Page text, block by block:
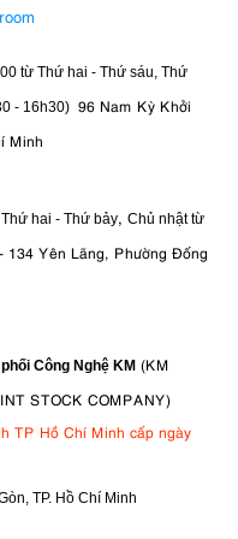
chọn đáng cân nhắc cho
: Với tiêu cự 20mm, việc này
của Nikon Nikkor
bộ khung cảnh rộng lớn, từ
độ lớn cũng giúp xử lý tốt
cảnh vào ban đêm.
ánh sáng, rất quan trọng
từ Thứ hai - Thứ sáu, Thứ
- 16h30) 96 Nam Kỳ Khởi
Minh
hai - Thứ bảy, Chủ nhật từ
134 Yên Lãng, Phường Đống
Công Nghệ KM (KM
STOCK COMPANY)
TP Hồ Chí Minh cấp ngày
TP. Hồ Chí Minh